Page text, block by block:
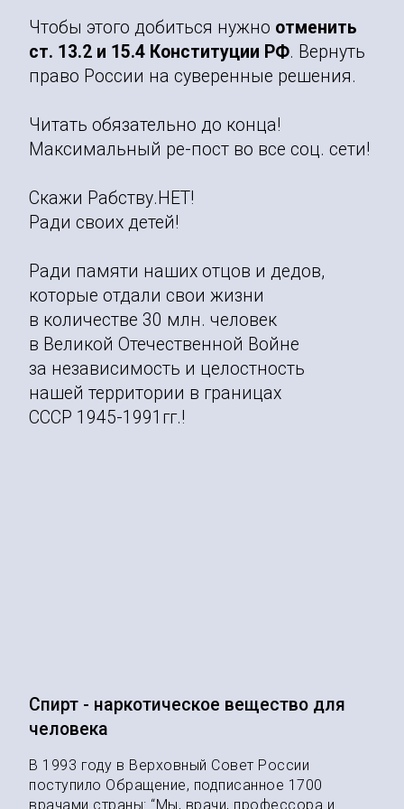
Чтобы этого добиться нужно отменить
ст. 13.2 и 15.4 Конституции РФ. Вернуть
право России на суверенные решения.
Читать обязательно до конца!
Максимальный ре-пост во все соц. сети!
Скажи Рабству.НЕТ!
Ради своих детей!
Ради памяти наших отцов и дедов,
которые отдали свои жизни
в количестве 30 млн. человек
в Великой Отечественной Войне
за независимость и целостность
нашей территории в границах
СССР 1945-1991гг.!
Спирт - наркотическое вещество для
человека
В 1993 году в Верховный Совет России
поступило Обращение, подписанное 1700
врачами страны: “Мы, врачи, профессора и